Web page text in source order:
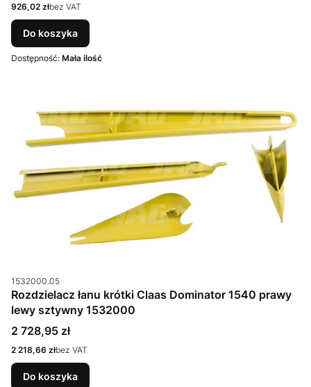
Cena
926,02 złbez VAT
Do koszyka
Dostępność: Mała ilość
Kod produktu
1532000.05
Rozdzielacz łanu krótki Claas Dominator 1540 prawy
lewy sztywny 1532000
Cena
2 728,95 zł
Cena
2 218,66 złbez VAT
Do koszyka